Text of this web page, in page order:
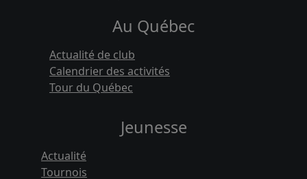
Au Québec
Actualité de club
Calendrier des activités
Tour du Québec
Jeunesse
Actualité
Tournois